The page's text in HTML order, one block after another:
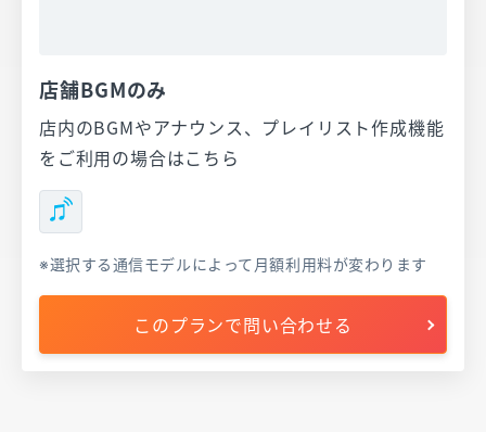
店舗BGMのみ
店内のBGMやアナウンス、プレイリスト作成機能
をご利用の場合はこちら
選択する通信モデルによって月額利用料が変わります
このプランで問い合わせる